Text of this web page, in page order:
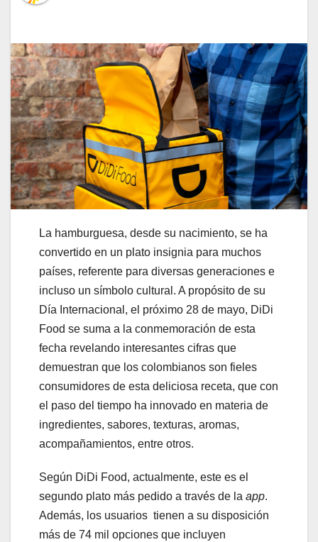
La hamburguesa, desde su nacimiento, se ha
convertido en un plato insignia para muchos
países, referente para diversas generaciones e
incluso un símbolo cultural. A propósito de su
Día Internacional, el próximo 28 de mayo, DiDi
Food se suma a la conmemoración de esta
fecha revelando interesantes cifras que
demuestran que los colombianos son fieles
consumidores de esta deliciosa receta, que con
el paso del tiempo ha innovado en materia de
ingredientes, sabores, texturas, aromas,
acompañamientos, entre otros.
Según DiDi Food, actualmente, este es el
segundo plato más pedido a través de la app.
Además, los usuarios tienen a su disposición
más de 74 mil opciones que incluyen